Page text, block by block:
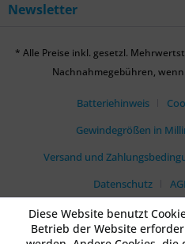
Newsletter
* Alle Preise inkl. gesetzl.
Nachnahmegebühren,
Batteriehinweis
Gewindegrößen in
Versand und
Datenschutz
Diese Website benutzt
Betrieb der Website